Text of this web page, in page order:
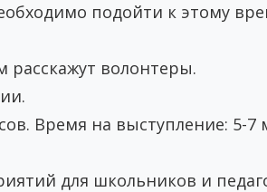
подойти к этому
волонтеры.
Время на выступление: 5-
для школьников и